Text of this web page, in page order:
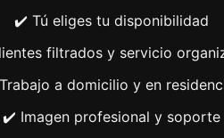
✔️ Tú eliges tu disponibilidad
filtrados y servicio
a domicilio y en
✔️ Imagen profesional y soporte